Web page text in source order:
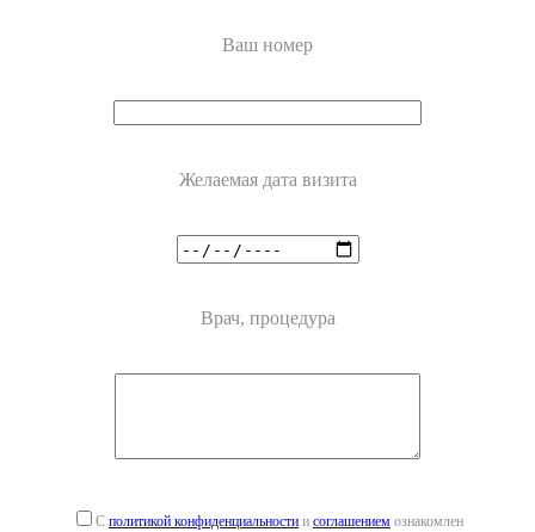
Ваш номер
Желаемая дата визита
Врач, процедура
С политикой конфиденциальности и соглашением ознакомлен